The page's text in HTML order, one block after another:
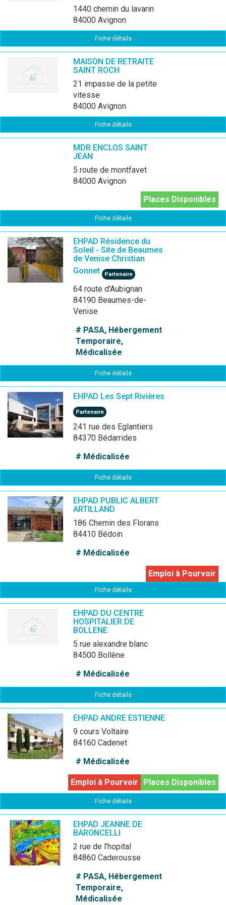
1440 chemin du lavarin
84000 Avignon
Fiche détails
MAISON DE RETRAITE
SAINT ROCH
21 impasse de la petite
vitesse
84000 Avignon
Fiche détails
MDR ENCLOS SAINT
JEAN
5 route de montfavet
84000 Avignon
Places Disponibles
Fiche détails
EHPAD Résidence du
Soleil - Site de Beaumes
de Venise Christian
Gonnet
Partenaire
64 route d'Aubignan
84190 Beaumes-de-
Venise
# PASA, Hébergement
Temporaire,
Médicalisée
Fiche détails
EHPAD Les Sept Rivières
Partenaire
241 rue des Eglantiers
84370 Bédarrides
# Médicalisée
Fiche détails
EHPAD PUBLIC ALBERT
ARTILLAND
186 Chemin des Florans
84410 Bédoin
# Médicalisée
Emploi à Pourvoir
Fiche détails
EHPAD DU CENTRE
HOSPITALIER DE
BOLLENE
5 rue alexandre blanc
84500 Bollène
# Médicalisée
Fiche détails
EHPAD ANDRE ESTIENNE
9 cours Voltaire
84160 Cadenet
# Médicalisée
Places Disponibles
Emploi à Pourvoir
Fiche détails
EHPAD JEANNE DE
BARONCELLI
2 rue de l'hopital
84860 Caderousse
# PASA, Hébergement
Temporaire,
Médicalisée